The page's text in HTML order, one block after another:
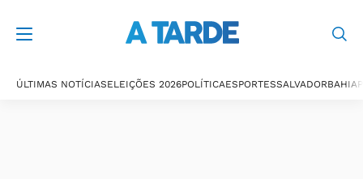
ÚLTIMAS NOTÍCIASELEIÇÕES 2026POLÍTICAESPORTESSALVADORBAHIA